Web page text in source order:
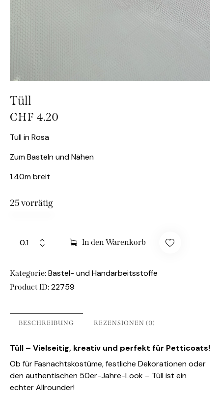
Tüll
CHF 4.20
Tüll in Rosa
Zum Basteln und Nähen
1.40m breit
25 vorrätig
In den Warenkorb
Kategorie: Bastel- und Handarbeitsstoffe
Product ID: 22759
BESCHREIBUNG REZENSIONEN (0)
Tüll – Vielseitig, kreativ und perfekt für Petticoats!
Ob für Fasnachtskostüme, festliche Dekorationen oder
den authentischen 50er-Jahre-Look – Tüll ist ein
echter Allrounder!